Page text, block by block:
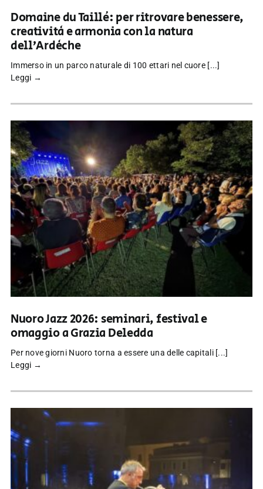
Domaine du Taillé: per ritrovare benessere,
creatività e armonia con la natura
dell’Ardèche
Immerso in un parco naturale di 100 ettari nel cuore [...]
Leggi →
Nuoro Jazz 2026: seminari, festival e
omaggio a Grazia Deledda
Per nove giorni Nuoro torna a essere una delle capitali [...]
Leggi →